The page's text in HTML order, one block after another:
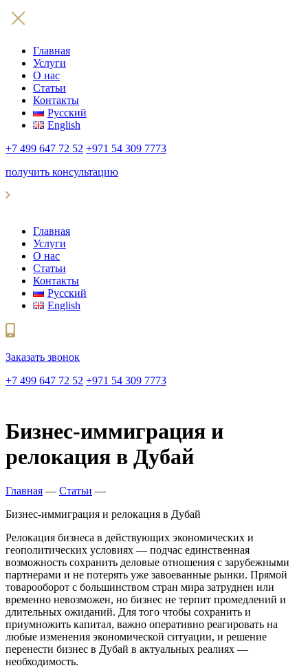
Главная
Услуги
О нас
Статьи
Контакты
Русский
English
+7 499 647 72 52 +971 54 309 7773
получить консультацию
Главная
Услуги
О нас
Статьи
Контакты
Русский
English
Заказать звонок
+7 499 647 72 52 +971 54 309 7773
Бизнес-иммиграция и
релокация в Дубай
Главная — Статьи —
Бизнес-иммиграция и релокация в Дубай
Релокация бизнеса в действующих экономических и
геополитических условиях — подчас единственная
возможность сохранить деловые отношения с зарубежными
партнерами и не потерять уже завоеванные рынки. Прямой
товарооборот с большинством стран мира затруднен или
временно невозможен, но бизнес не терпит промедлений и
длительных ожиданий. Для того чтобы сохранить и
приумножить капитал, важно оперативно реагировать на
любые изменения экономической ситуации, и решение
перенести бизнес в Дубай в актуальных реалиях —
необходимость.